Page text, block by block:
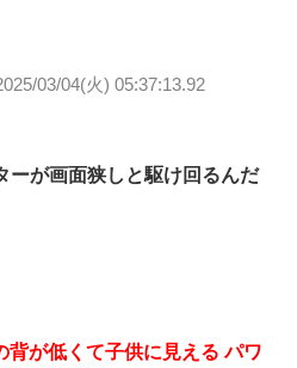
03/04(火) 05:37:13.92
ーが画面狭しと駆け回るんだ
背が低くて子供に見える パワ